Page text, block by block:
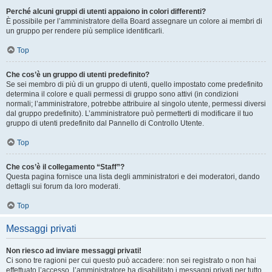
Perché alcuni gruppi di utenti appaiono in colori differenti?
È possibile per l’amministratore della Board assegnare un colore ai membri di
un gruppo per rendere più semplice identificarli.
Top
Che cos’è un gruppo di utenti predefinito?
Se sei membro di più di un gruppo di utenti, quello impostato come predefinito
determina il colore e quali permessi di gruppo sono attivi (in condizioni
normali; l’amministratore, potrebbe attribuire al singolo utente, permessi diversi
dal gruppo predefinito). L’amministratore può permetterti di modificare il tuo
gruppo di utenti predefinito dal Pannello di Controllo Utente.
Top
Che cos’è il collegamento “Staff”?
Questa pagina fornisce una lista degli amministratori e dei moderatori, dando
dettagli sui forum da loro moderati.
Top
Messaggi privati
Non riesco ad inviare messaggi privati!
Ci sono tre ragioni per cui questo può accadere: non sei registrato o non hai
effettuato l’accesso, l’amministratore ha disabilitato i messaggi privati per tutto